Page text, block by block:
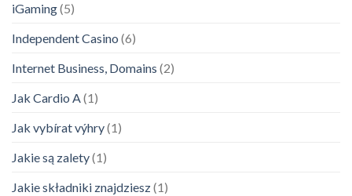
iGaming(5)
Independent Casino (6)
Internet Business, Domains (2)
Jak Cardio A(1)
Jak vybírat výhry(1)
Jakie są zalety(1)
Jakie składniki znajdziesz(1)